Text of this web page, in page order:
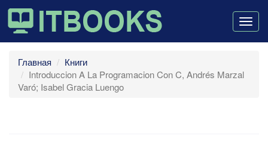
Главная
Книги
Introduccion A La Programacion Con C, Andrés Marzal
Varó; Isabel Gracia Luengo